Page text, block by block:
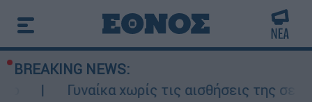
BREAKING NEWS:
Γυναίκα χωρίς τις αισθήσεις της σε